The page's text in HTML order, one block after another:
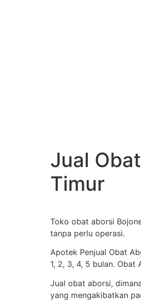
Jual
Timur
Toko obat aborsi
tanpa perlu operasi.
Apotek Penjual Obat
1, 2, 3, 4, 5 bulan. Obat
Jual obat aborsi,
yang mengakibatkan